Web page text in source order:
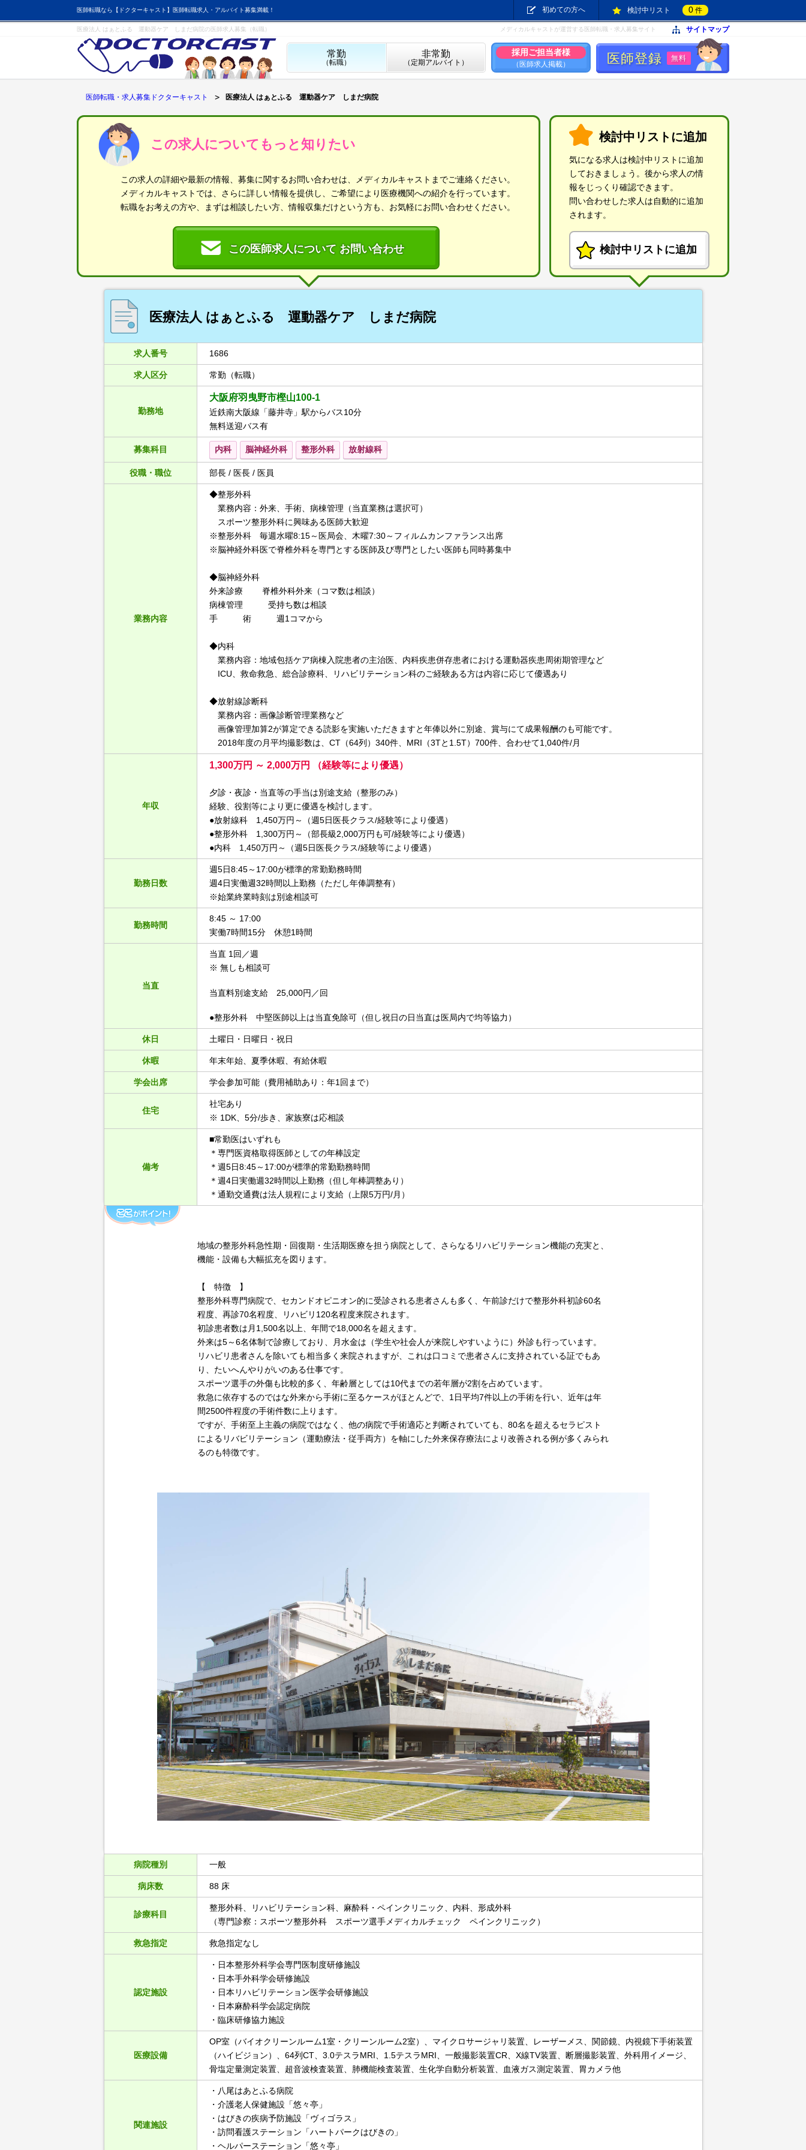
医師転職なら【ドクターキャスト】医師転職求人・アルバイト募集満載！ 初めての方へ 検討中リスト 0 件
医療法人 はぁとふる 運動器ケア しまだ病院の医師求人募集（転職） メディカルキャストが運営する医師転職・求人募集サイト サイトマップ
常勤
（転職）
非常勤
（定期アルバイト）
採用ご担当者様
（医師求人掲載） 医師登録 無料
医師転職・求人募集ドクターキャスト 医療法人 はぁとふる 運動器ケア しまだ病院
この求人についてもっと知りたい
この求人の詳細や最新の情報、募集に関するお問い合わせは、メディカルキャストまでご連絡ください。
メディカルキャストでは、さらに詳しい情報を提供し、ご希望により医療機関への紹介を行っています。
転職をお考えの方や、まずは相談したい方、情報収集だけという方も、お気軽にお問い合わせください。
この医師求人について お問い合わせ
検討中リストに追加
気になる求人は検討中リストに追加
しておきましょう。後から求人の情
報をじっくり確認できます。
問い合わせした求人は自動的に追加
されます。
検討中リストに追加
医療法人 はぁとふる 運動器ケア しまだ病院
求人番号 1686
求人区分 常勤（転職）
勤務地
大阪府羽曳野市樫山100-1
近鉄南大阪線「藤井寺」駅からバス10分
無料送迎バス有
募集科目 内科 脳神経外科 整形外科 放射線科
役職・職位 部長 / 医長 / 医員
業務内容
◆整形外科
業務内容：外来、手術、病棟管理（当直業務は選択可）
スポーツ整形外科に興味ある医師大歓迎
※整形外科 毎週水曜8:15～医局会、木曜7:30～フィルムカンファランス出席
※脳神経外科医で脊椎外科を専門とする医師及び専門としたい医師も同時募集中
◆脳神経外科
外来診療 脊椎外科外来（コマ数は相談）
病棟管理 受持ち数は相談
手 術 週1コマから
◆内科
業務内容：地域包括ケア病棟入院患者の主治医、内科疾患併存患者における運動器疾患周術期管理など
ICU、救命救急、総合診療科、リハビリテーション科のご経験ある方は内容に応じて優遇あり
◆放射線診断科
業務内容：画像診断管理業務など
画像管理加算2が算定できる読影を実施いただきますと年俸以外に別途、賞与にて成果報酬のも可能です。
2018年度の月平均撮影数は、CT（64列）340件、MRI（3Tと1.5T）700件、合わせて1,040件/月
年収
1,300万円 ～ 2,000万円 （経験等により優遇）
夕診・夜診・当直等の手当は別途支給（整形のみ）
経験、役割等により更に優遇を検討します。
●放射線科 1,450万円～（週5日医長クラス/経験等により優遇）
●整形外科 1,300万円～（部長級2,000万円も可/経験等により優遇）
●内科 1,450万円～（週5日医長クラス/経験等により優遇）
勤務日数
週5日8:45～17:00が標準的常勤勤務時間
週4日実働週32時間以上勤務（ただし年俸調整有）
※始業終業時刻は別途相談可
勤務時間
8:45 ～ 17:00
実働7時間15分 休憩1時間
当直
当直 1回／週
※ 無しも相談可
当直料別途支給 25,000円／回
●整形外科 中堅医師以上は当直免除可（但し祝日の日当直は医局内で均等協力）
休日 土曜日・日曜日・祝日
休暇 年末年始、夏季休暇、有給休暇
学会出席 学会参加可能（費用補助あり：年1回まで）
住宅
社宅あり
※ 1DK、5分/歩き、家族寮は応相談
備考
■常勤医はいずれも
＊専門医資格取得医師としての年棒設定
＊週5日8:45～17:00が標準的常勤勤務時間
＊週4日実働週32時間以上勤務（但し年棒調整あり）
＊通勤交通費は法人規程により支給（上限5万円/月）
地域の整形外科急性期・回復期・生活期医療を担う病院として、さらなるリハビリテーション機能の充実と、
機能・設備も大幅拡充を図ります。
【 特徴 】
整形外科専門病院で、セカンドオピニオン的に受診される患者さんも多く、午前診だけで整形外科初診60名
程度、再診70名程度、リハビリ120名程度来院されます。
初診患者数は月1,500名以上、年間で18,000名を超えます。
外来は5～6名体制で診療しており、月水金は（学生や社会人が来院しやすいように）外診も行っています。
リハビリ患者さんを除いても相当多く来院されますが、これは口コミで患者さんに支持されている証でもあ
り、たいへんやりがいのある仕事です。
スポーツ選手の外傷も比較的多く、年齢層としては10代までの若年層が2割を占めています。
救急に依存するのではな外来から手術に至るケースがほとんどで、1日平均7件以上の手術を行い、近年は年
間2500件程度の手術件数に上ります。
ですが、手術至上主義の病院ではなく、他の病院で手術適応と判断されていても、80名を超えるセラピスト
によるリバビリテーション（運動療法・従手両方）を軸にした外来保存療法により改善される例が多くみられ
るのも特徴です。
病院種別 一般
病床数 88 床
診療科目
整形外科、リハビリテーション科、麻酔科・ペインクリニック、内科、形成外科
（専門診察：スポーツ整形外科 スポーツ選手メディカルチェック ペインクリニック）
救急指定 救急指定なし
認定施設
・日本整形外科学会専門医制度研修施設
・日本手外科学会研修施設
・日本リハビリテーション医学会研修施設
・日本麻酔科学会認定病院
・臨床研修協力施設
医療設備
OP室（バイオクリーンルーム1室・クリーンルーム2室）、マイクロサージャリ装置、レーザーメス、関節鏡、内視鏡下手術装置
（ハイビジョン）、64列CT、3.0テスラMRI、1.5テスラMRI、一般撮影装置CR、X線TV装置、断層撮影装置、外科用イメージ、
骨塩定量測定装置、超音波検査装置、肺機能検査装置、生化学自動分析装置、血液ガス測定装置、胃カメラ他
関連施設
・八尾はあとふる病院
・介護老人保健施設「悠々亭」
・はびきの疾病予防施設「ヴィゴラス」
・訪問看護ステーション「ハートパークはびきの」
・ヘルパーステーション「悠々亭」